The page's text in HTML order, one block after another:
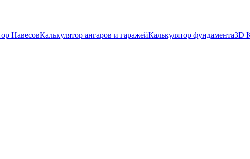
НавесовКалькулятор ангаров и гаражейКалькулятор фундамента3D